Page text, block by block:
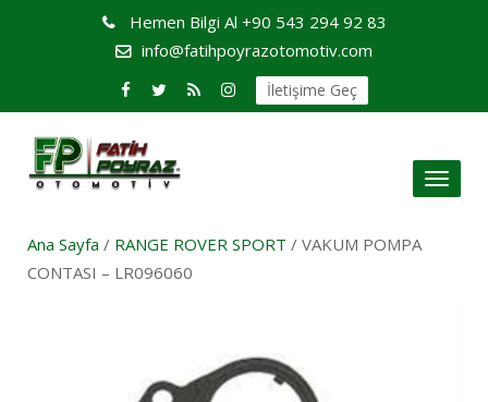
Hemen Bilgi Al +90 543 294 92 83
info@fatihpoyrazotomotiv.com
İletişime Geç
Toggle
Ana Sayfa / RANGE ROVER SPORT / VAKUM POMPA
CONTASI – LR096060